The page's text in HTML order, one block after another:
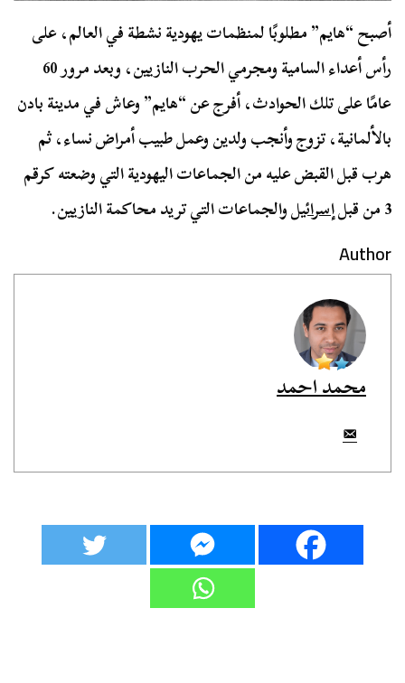
أصبح “هايم” مطلوبًا لمنظمات يهودية نشطة في العالم، على
رأس أعداء السامية ومجرمي الحرب النازيين، وبعد مرور 60
عامًا على تلك الحوادث، أفرج عن “هايم” وعاش في مدينة بادن
بالألمانية، تزوج وأنجب ولدين وعمل طبيب أمراض نساء، ثم
هرب قبل القبض عليه من الجماعات اليهودية التي وضعته كرقم
3 من قبل
إسرائيلوالجماعات التي تريد محاكمة النازيين.
Author
محمد احمد